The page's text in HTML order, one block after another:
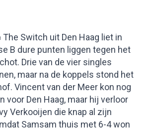
The Switch uit Den Haag liet in
B dure punten liggen tegen het
Drie van de vier singles
maar na de koppels stond het
Vincent van der Meer kon nog
voor Den Haag, maar hij verloor
Verkooijen die knap al zijn
Samsam thuis met 6-4 won